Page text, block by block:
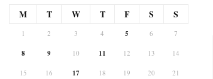
M
T W T F S S
1 2 3 4 5 6 7
8 9 10 11 12 13 14
15 16 17 18 19 20 21